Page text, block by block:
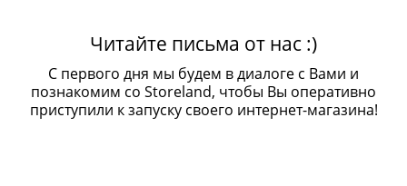
Читайте письма от нас :)
С первого дня мы будем в диалоге с Вами и
познакомим со Storeland, чтобы Вы оперативно
приступили к запуску своего интернет-магазина!